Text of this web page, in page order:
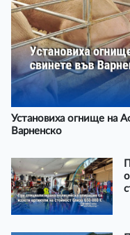
Установиха огнище на
Варненско